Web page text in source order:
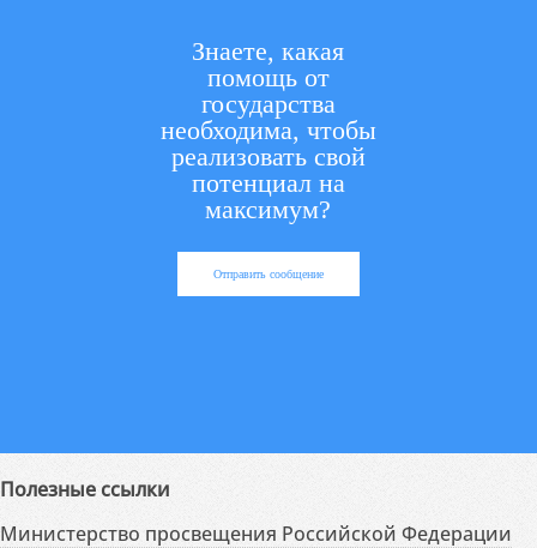
Знаете, какая
помощь от
государства
необходима, чтобы
реализовать свой
потенциал на
максимум?
Отправить сообщение
Полезные ссылки
Министерство просвещения Российской Федерации